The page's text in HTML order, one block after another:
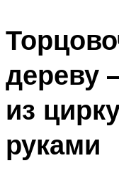
дереву
из
руками